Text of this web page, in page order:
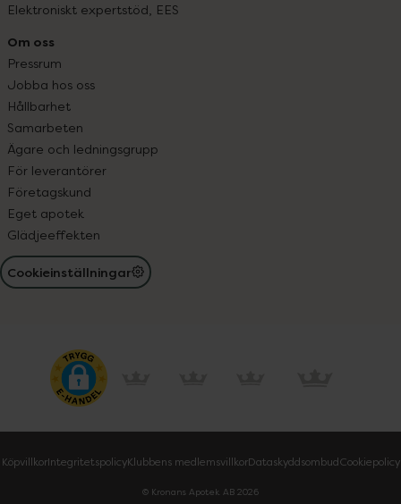
Elektroniskt expertstöd, EES
Om oss
Pressrum
Jobba hos oss
Hållbarhet
Samarbeten
Ägare och ledningsgrupp
För leverantörer
Företagskund
Eget apotek
Glädjeeffekten
Cookieinställningar
KöpvillkorIntegritetspolicyKlubbens medlemsvillkorDataskyddsombudCookiepolicy
© Kronans Apotek AB 2026